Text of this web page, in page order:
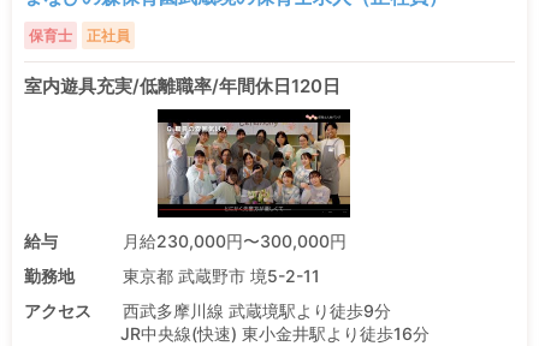
保育士 正社員
室内遊具充実/低離職率/年間休日120日
給与
月給230,000円〜300,000円
勤務地
東京都 武蔵野市 境5-2-11
アクセス
西武多摩川線 武蔵境駅より徒歩9分
JR中央線(快速) 東小金井駅より徒歩16分